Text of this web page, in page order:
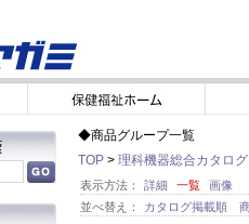
◆商品グループ一覧
TOP > 理科機器総合カタロ
表示方法： 詳細 一覧
画像
並べ替え：
カタログ掲載順